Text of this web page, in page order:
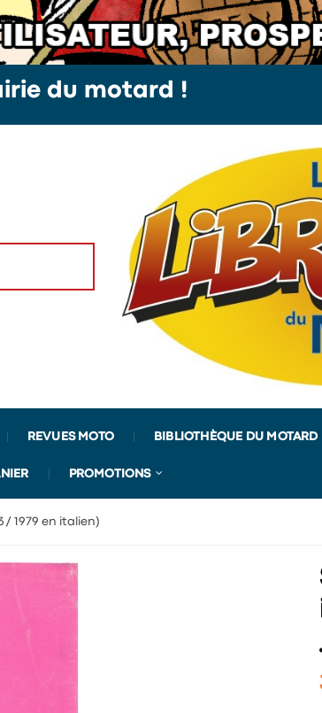
du motard !
REVUES MOTO BIBLIOTHÈQUE DU MOTARD
PROMOTIONS
/ 1979 en italien)